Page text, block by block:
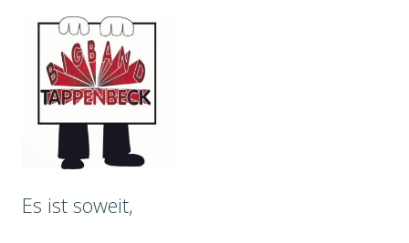
Es ist soweit,